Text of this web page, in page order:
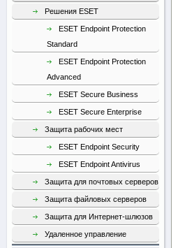
Решения ESET
ESET Endpoint Protection
Standard
ESET Endpoint Protection
Advanced
ESET Secure Business
ESET Secure Enterprise
Защита рабочих мест
ESET Endpoint Security
ESET Endpoint Antivirus
Защита для почтовых серверов
Защита файловых серверов
Защита для Интернет-шлюзов
Удаленное управление